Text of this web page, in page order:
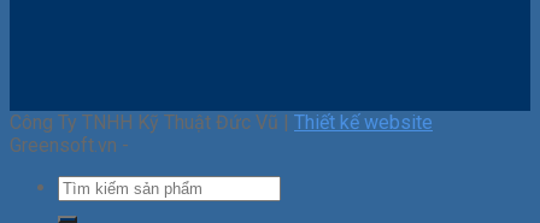
Công Ty TNHH Kỹ Thuật Đức Vũ | Thiết kế website
Greensoft.vn -